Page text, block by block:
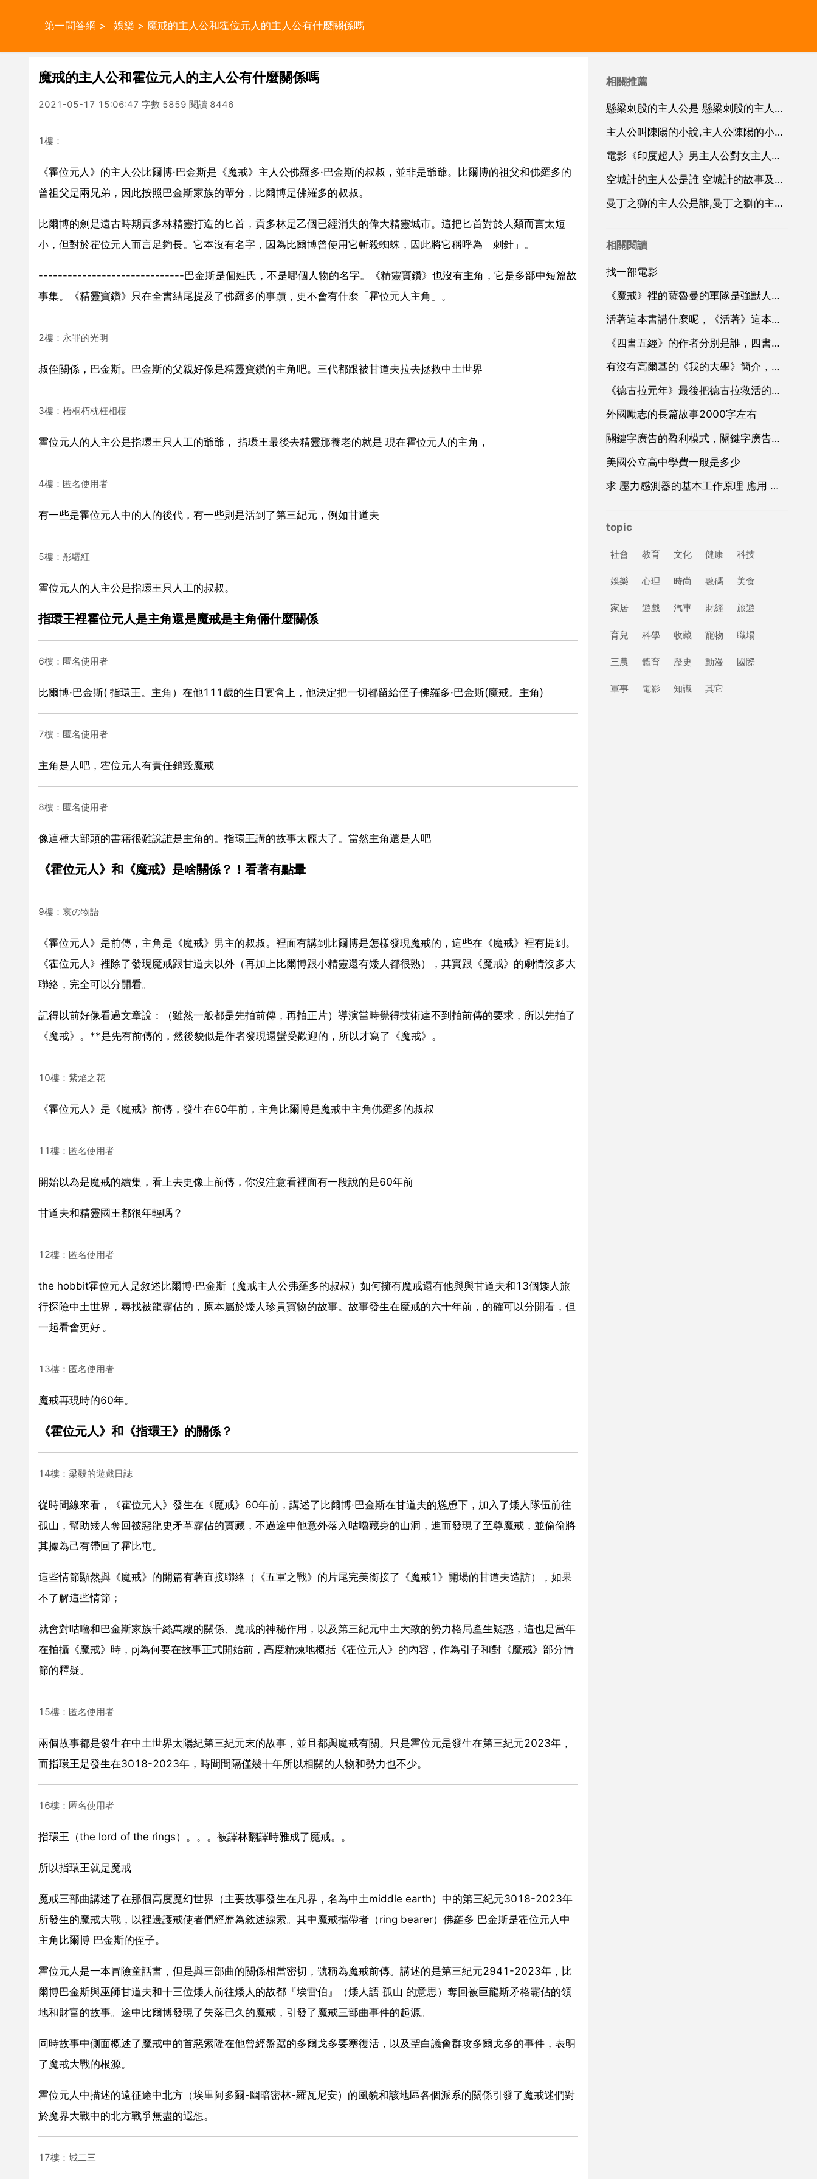
第一問答網 > 娛樂 > 魔戒的主人公和霍位元人的主人公有什麼關係嗎
魔戒的主人公和霍位元人的主人公有什麼關係嗎
2021-05-17 15:06:47 字數 5859 閱讀 8446
1樓：
《霍位元人》的主人公比爾博·巴金斯是《魔戒》主人公佛羅多·巴金斯的叔叔，並非是爺爺。比爾博的祖父和佛羅多的
曾祖父是兩兄弟，因此按照巴金斯家族的輩分，比爾博是佛羅多的叔叔。
比爾博的劍是遠古時期貢多林精靈打造的匕首，貢多林是乙個已經消失的偉大精靈城市。這把匕首對於人類而言太短
小，但對於霍位元人而言足夠長。它本沒有名字，因為比爾博曾使用它斬殺蜘蛛，因此將它稱呼為「刺針」。
------------------------------巴金斯是個姓氏，不是哪個人物的名字。《精靈寶鑽》也沒有主角，它是多部中短篇故
事集。《精靈寶鑽》只在全書結尾提及了佛羅多的事蹟，更不會有什麼「霍位元人主角」。
2樓：永罪的光明
叔侄關係，巴金斯。巴金斯的父親好像是精靈寶鑽的主角吧。三代都跟被甘道夫拉去拯救中土世界
3樓：梧桐朽枕枉相棲
霍位元人的人主公是指環王只人工的爺爺， 指環王最後去精靈那養老的就是 現在霍位元人的主角，
4樓：匿名使用者
有一些是霍位元人中的人的後代，有一些則是活到了第三紀元，例如甘道夫
5樓：彤驪紅
霍位元人的人主公是指環王只人工的叔叔。
指環王裡霍位元人是主角還是魔戒是主角倆什麼關係
6樓：匿名使用者
比爾博·巴金斯( 指環王。主角）在他111歲的生日宴會上，他決定把一切都留給侄子佛羅多·巴金斯(魔戒。主角)
7樓：匿名使用者
主角是人吧，霍位元人有責任銷毀魔戒
8樓：匿名使用者
像這種大部頭的書籍很難說誰是主角的。指環王講的故事太龐大了。當然主角還是人吧
《霍位元人》和《魔戒》是啥關係？！看著有點暈
9樓：哀の物語
《霍位元人》是前傳，主角是《魔戒》男主的叔叔。裡面有講到比爾博是怎樣發現魔戒的，這些在《魔戒》裡有提到。
《霍位元人》裡除了發現魔戒跟甘道夫以外（再加上比爾博跟小精靈還有矮人都很熟），其實跟《魔戒》的劇情沒多大
聯絡，完全可以分開看。
記得以前好像看過文章說：（雖然一般都是先拍前傳，再拍正片）導演當時覺得技術達不到拍前傳的要求，所以先拍了
《魔戒》。**是先有前傳的，然後貌似是作者發現還蠻受歡迎的，所以才寫了《魔戒》。
10樓：紫焰之花
《霍位元人》是《魔戒》前傳，發生在60年前，主角比爾博是魔戒中主角佛羅多的叔叔
11樓：匿名使用者
開始以為是魔戒的續集，看上去更像上前傳，你沒注意看裡面有一段說的是60年前
甘道夫和精靈國王都很年輕嗎？
12樓：匿名使用者
the hobbit霍位元人是敘述比爾博·巴金斯（魔戒主人公弗羅多的叔叔）如何擁有魔戒還有他與與甘道夫和13個矮人旅
行探險中土世界，尋找被龍霸佔的，原本屬於矮人珍貴寶物的故事。故事發生在魔戒的六十年前，的確可以分開看，但
一起看會更好 。
13樓：匿名使用者
魔戒再現時的60年。
《霍位元人》和《指環王》的關係？
14樓：梁毅的遊戲日誌
從時間線來看，《霍位元人》發生在《魔戒》60年前，講述了比爾博·巴金斯在甘道夫的慫恿下，加入了矮人隊伍前往
孤山，幫助矮人奪回被惡龍史矛革霸佔的寶藏，不過途中他意外落入咕嚕藏身的山洞，進而發現了至尊魔戒，並偷偷將
其據為己有帶回了霍比屯。
這些情節顯然與《魔戒》的開篇有著直接聯絡（《五軍之戰》的片尾完美銜接了《魔戒1》開場的甘道夫造訪），如果
不了解這些情節；
就會對咕嚕和巴金斯家族千絲萬縷的關係、魔戒的神秘作用，以及第三紀元中土大致的勢力格局產生疑惑，這也是當年
在拍攝《魔戒》時，pj為何要在故事正式開始前，高度精煉地概括《霍位元人》的內容，作為引子和對《魔戒》部分情
節的釋疑。
15樓：匿名使用者
兩個故事都是發生在中土世界太陽紀第三紀元末的故事，並且都與魔戒有關。只是霍位元是發生在第三紀元2023年，
而指環王是發生在3018-2023年，時間間隔僅幾十年所以相關的人物和勢力也不少。
16樓：匿名使用者
指環王（the lord of the rings）。。。被譯林翻譯時雅成了魔戒。。
所以指環王就是魔戒
魔戒三部曲講述了在那個高度魔幻世界（主要故事發生在凡界，名為中土middle earth）中的第三紀元3018-2023年
所發生的魔戒大戰，以裡邊護戒使者們經歷為敘述線索。其中魔戒攜帶者（ring bearer）佛羅多 巴金斯是霍位元人中
主角比爾博 巴金斯的侄子。
霍位元人是一本冒險童話書，但是與三部曲的關係相當密切，號稱為魔戒前傳。講述的是第三紀元2941-2023年，比
爾博巴金斯與巫師甘道夫和十三位矮人前往矮人的故都『埃雷伯』（矮人語 孤山 的意思）奪回被巨龍斯矛格霸佔的領
地和財富的故事。途中比爾博發現了失落已久的魔戒，引發了魔戒三部曲事件的起源。
同時故事中側面概述了魔戒中的首惡索隆在他曾經盤踞的多爾戈多要塞復活，以及聖白議會群攻多爾戈多的事件，表明
了魔戒大戰的根源。
霍位元人中描述的遠征途中北方（埃里阿多爾-幽暗密林-羅瓦尼安）的風貌和該地區各個派系的關係引發了魔戒迷們對
於魔界大戰中的北方戰爭無盡的遐想。
17樓：城二三
相關推薦
懸梁刺股的主人公是 懸梁刺股的主人公是誰
主人公叫陳陽的小說,主人公陳陽的小說書名
電影《印度超人》男主人公對女主人公說的那句話
空城計的主人公是誰 空城計的故事及主人公簡介
曼丁之獅的主人公是誰,曼丁之獅的主人公被稱作什麼
相關閱讀
找一部電影
《魔戒》裡的薩魯曼的軍隊是強獸人，那索倫的軍隊是什麼
活著這本書講什麼呢，《活著》這本書主要講些什麼，第一感覺是什麼？
《四書五經》的作者分別是誰，四書五經都有什麼，作者分別是誰？
有沒有高爾基的《我的大學》簡介，高爾基《我的大學》的主要內容是什麼？
《德古拉元年》最後把德古拉救活的那個人是誰
外國勵志的長篇故事2000字左右
關鍵字廣告的盈利模式，關鍵字廣告廣告
美國公立高中學費一般是多少
求 壓力感測器的基本工作原理 應用 和設計 方面的資料
topic
社會 教育 文化 健康 科技
娛樂 心理 時尚 數碼 美食
家居 遊戲 汽車 財經 旅遊
育兒 科學 收藏 寵物 職場
三農 體育 歷史 動漫 國際
軍事 電影 知識 其它